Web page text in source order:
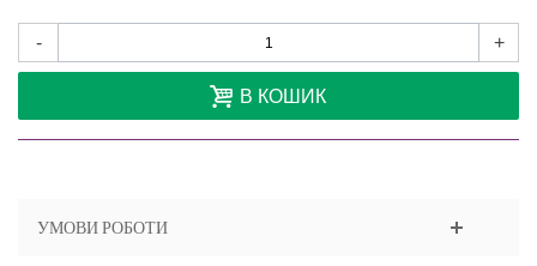
- +
В КОШИК
УМОВИ РОБОТИ